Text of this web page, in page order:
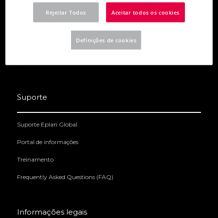
Eplan Electric P8
Suporte
Suporte Eplan Global
Portal de informações
Treinamento
Frequently Asked Questions (FAQ)
Informações legais
Rejeitar Todos Aceitar todos os cookies
Definições de cookies